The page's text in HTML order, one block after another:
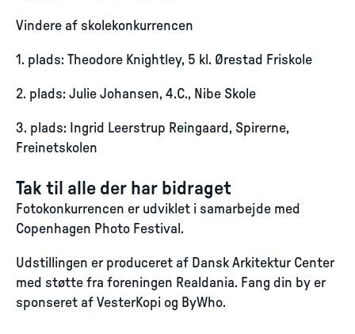
Vindere af skolekonkurrencen
1. plads: Theodore Knightley, 5 kl. Ørestad Friskole
2. plads: Julie Johansen, 4.C., Nibe Skole
3. plads: Ingrid Leerstrup Reingaard, Spirerne,
Freinetskolen
Tak til alle der har bidraget
Fotokonkurrencen er udviklet i samarbejde med
Copenhagen Photo Festival.
Udstillingen er produceret af Dansk Arkitektur Center
med støtte fra foreningen Realdania. Fang din by er
sponseret af VesterKopi og ByWho.